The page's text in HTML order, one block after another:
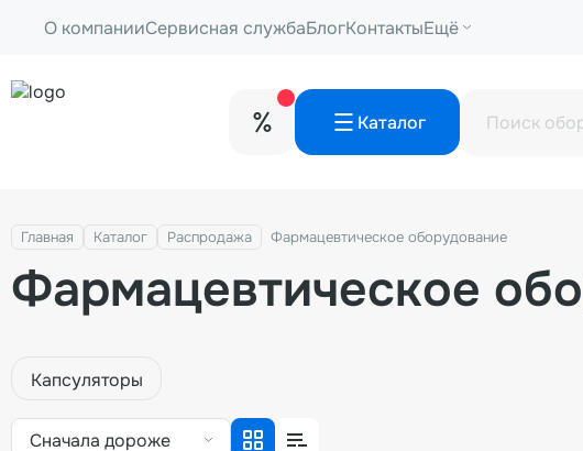
О компанииСервисная службаБлогКонтактыЕщё
Каталог
Главная Каталог Распродажа Фармацевтическое оборудование
Фармацевтическое
Капсуляторы
Сначала дороже